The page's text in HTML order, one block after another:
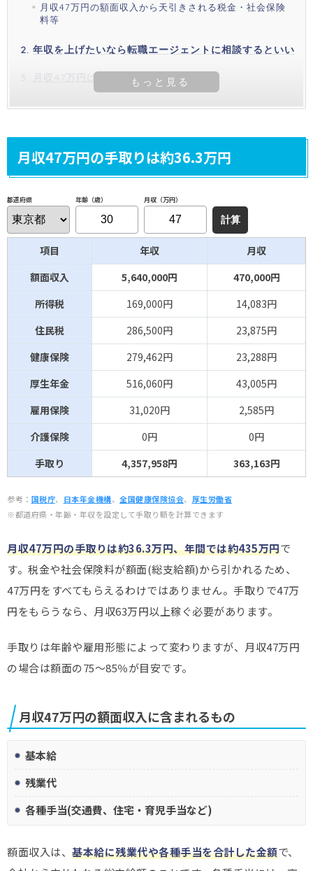
月収47万円の額面収入から天引きされる税金・社会保険
料等
年収を上げたいなら転職エージェントに相談するといい
月収47万円は年収564万円
月収47万円の手取りは約36.3万円
都道府県 年齢（歳） 月収（万円）
項目 年収
月収
額面収入
5,640,000円
470,000円
所得税
169,000円
14,083円
住民税
286,500円
23,875円
健康保険
279,462円
23,288円
厚生年金
516,060円
43,005円
雇用保険
31,020円
2,585円
介護保険
0円
0円
手取り
4,357,958円 363,163円
参考： 国税庁、 日本年金機構、 全国健康保険協会、 厚生労働省
※都道府県・年齢・年収を設定して手取り額を計算できます
月収47万円の手取りは約36.3万円、年間では約435万円で
す。税金や社会保険料が額面(総支給額)から引かれるため、
47万円をすべてもらえるわけではありません。手取りで47万
円をもらうなら、月収63万円以上稼ぐ必要があります。
手取りは年齢や雇用形態によって変わりますが、月収47万円
の場合は額面の75～85％が目安です。
月収47万円の額面収入に含まれるもの
基本給
残業代
各種手当(交通費、住宅・育児手当など)
額面収入は、 基本給に残業代や各種手当を合計した金額で、